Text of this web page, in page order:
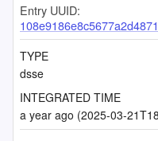
Entry UUID:
TYPE
dsse
INTEGRATED TIME
a year ago (2025-03-